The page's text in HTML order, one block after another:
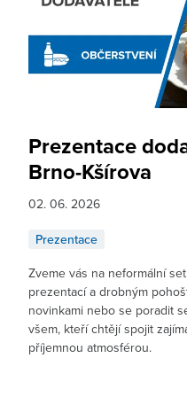
Prezentace
Brno-Kšírova
02. 06. 2026
Prezentace
Zveme vás na neformální
prezentací a drobným
novinkami nebo se poradit
všem, kteří chtějí spojit
příjemnou atmosférou.